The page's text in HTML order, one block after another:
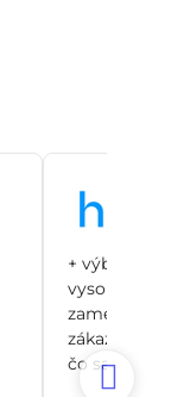
+ výborný
vysoko
zamerané
zákazníka,
čo sa dá.